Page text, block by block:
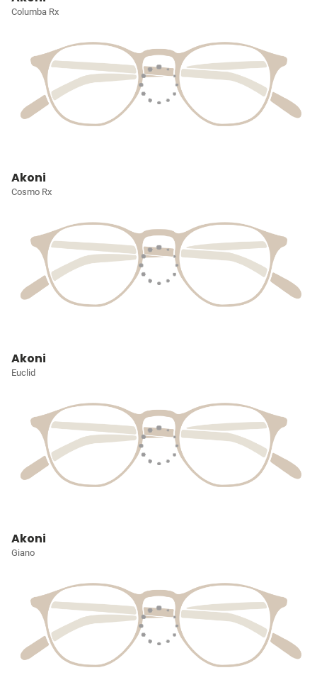
Columba Rx
Akoni
Cosmo Rx
Akoni
Euclid
Akoni
Giano